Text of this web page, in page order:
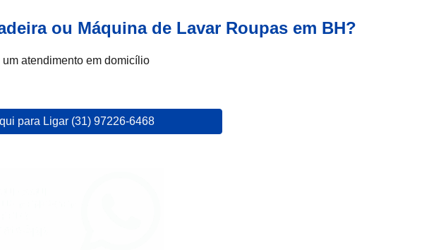
ou Máquina de Lavar Roupas em BH?
atendimento em domicílio
para Ligar (31) 97226-6468